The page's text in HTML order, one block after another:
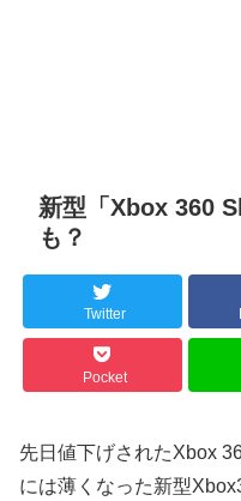
新型「Xbox 360
も？
Twitter
Pocket
先日値下げされたXbox
には薄くなった新型